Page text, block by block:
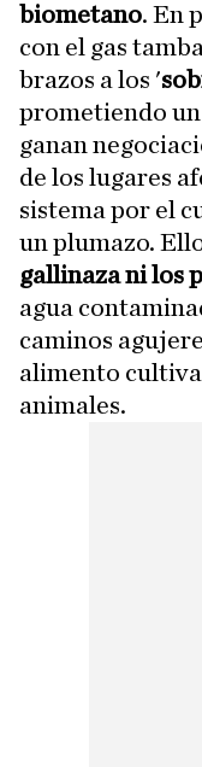
biometano. En
con el gas
brazos a los '
prometiendo
ganan
de los lugares
sistema por el
un plumazo.
gallinaza ni los
agua
caminos
alimento
animales.